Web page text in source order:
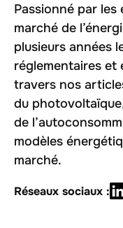
Passionné par
marché de
plusieurs années
réglementaires et
travers nos
du
de
modèles
marché.
Réseaux sociaux :